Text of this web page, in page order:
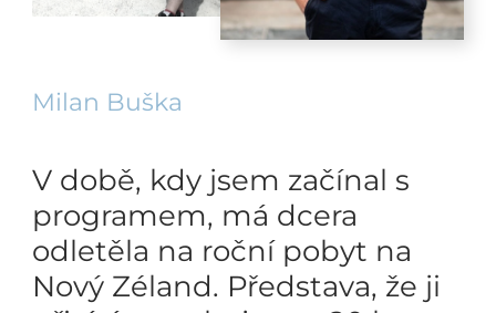
Milan Buška
V době, kdy jsem začínal s
programem, má dcera
odletěla na roční pobyt na
Nový Zéland. Představa, že ji